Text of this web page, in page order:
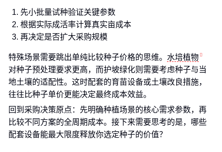
先小批量试种验证关键参数
根据实际成活率计算真实亩成本
再决定是否扩大采购规模
特殊场景需要跳出单纯比较种子价格的思维。 水培植物
对种子预处理要求更高，而护坡绿化则需要考虑种子与当
地土壤的适配性。这时配套的育苗设备或土壤改良措施，
往往比种子单价更能决定最终成本效益。
回到采购决策原点：先明确种植场景的核心需求参数，再
比较不同方案的全周期成本。接下来需要思考的是，哪些
配套设备能最大限度释放你选定种子的价值？